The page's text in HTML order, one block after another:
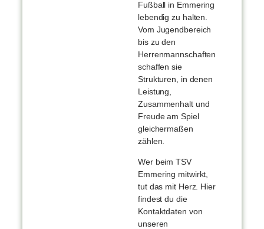
Fußball in Emmering
lebendig zu halten.
Vom Jugendbereich
bis zu den
Herrenmannschaften
schaffen sie
Strukturen, in denen
Leistung,
Zusammenhalt und
Freude am Spiel
gleichermaßen
zählen.
Wer beim TSV
Emmering mitwirkt,
tut das mit Herz. Hier
findest du die
Kontaktdaten von
unseren